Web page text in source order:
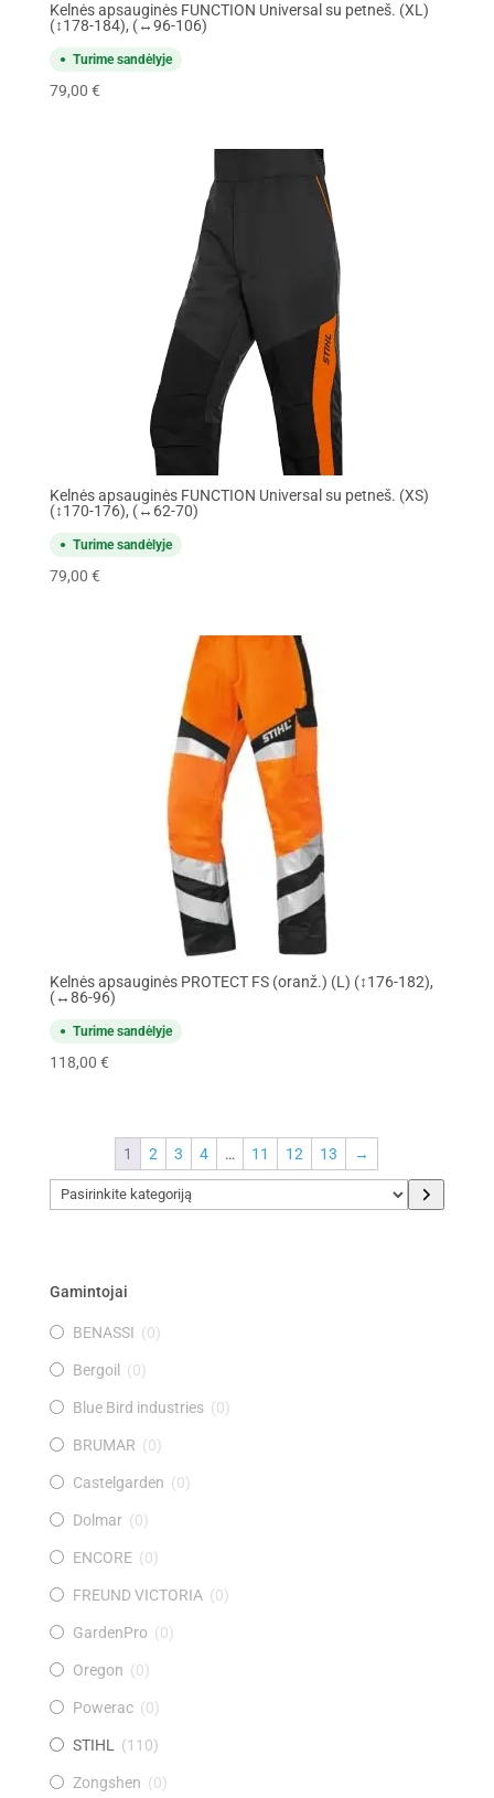
Kelnės apsauginės FUNCTION Universal su petneš. (XL)
(↕178-184), (↔96-106)
Turime sandėlyje
79,00 €
Kelnės apsauginės FUNCTION Universal su petneš. (XS)
(↕170-176), (↔62-70)
Turime sandėlyje
79,00 €
Kelnės apsauginės PROTECT FS (oranž.) (L) (↕176-182),
(↔86-96)
Turime sandėlyje
118,00 €
1 2 3 4 … 11 12 13 →
Pasirinkite
kategoriją
Gamintojai
BENASSI (0)
Bergoil (0)
Blue Bird industries (0)
BRUMAR (0)
Castelgarden (0)
Dolmar (0)
ENCORE (0)
FREUND VICTORIA (0)
GardenPro (0)
Oregon (0)
Powerac (0)
STIHL (110)
Zongshen (0)